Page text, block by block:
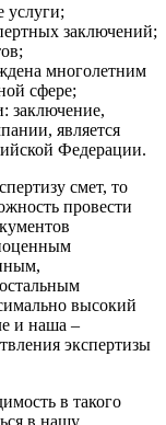
услуги;
заключений;
многолетним
сфере;
заключение,
является
Федерации.
смет, то
провести
высокий
и наша –
экспертизы
в такого
в нашу